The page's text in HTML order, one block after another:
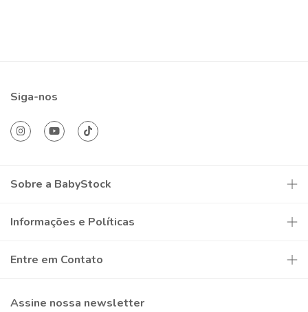
Siga-nos
Sobre a BabyStock
Informações e Políticas
Entre em Contato
Assine nossa newsletter